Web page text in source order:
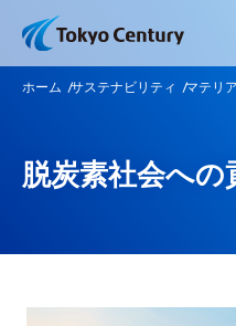
ホーム サステナビリティ マテリ
脱炭素社会への